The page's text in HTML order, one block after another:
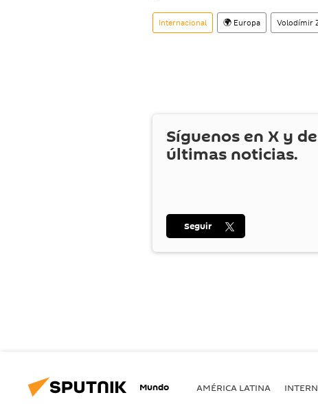
Internacional 🌍 Europa Volodímir
Síguenos en X y
últimas noticias.
Seguir
Mundo AMÉRICA LATINA